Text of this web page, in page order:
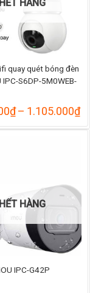
HÀNG
quay quét bóng đèn
IPC-S6DP-5M0WEB-
₫– 1.105.000₫
từ
HẾT HÀNG
IPC-G42P